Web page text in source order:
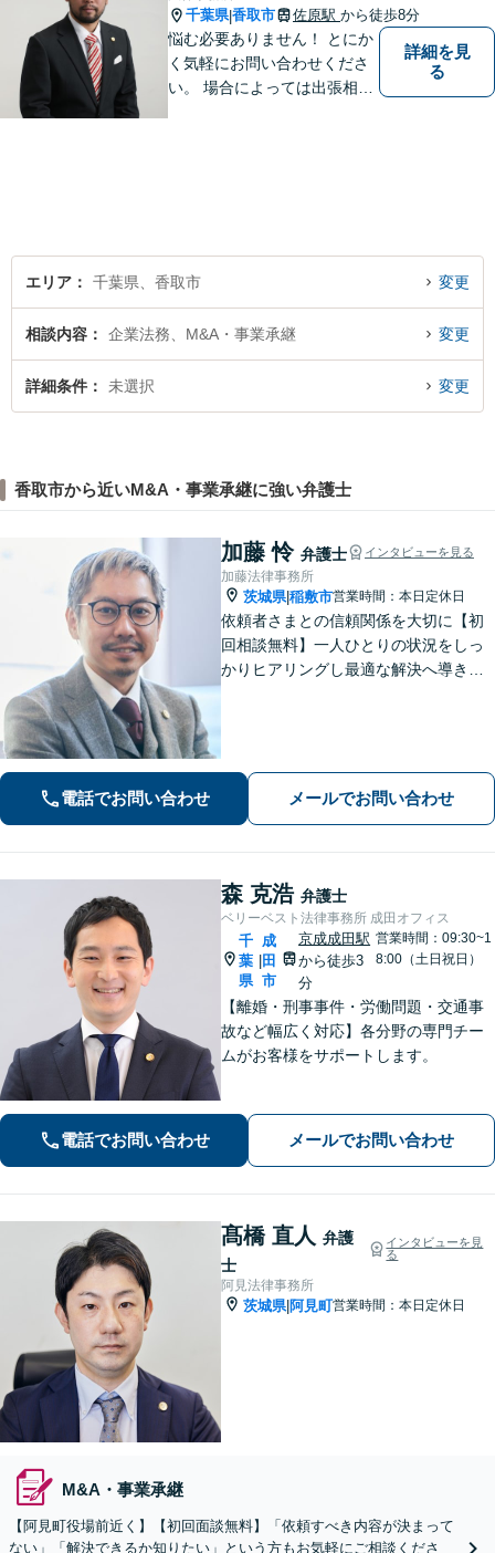
千葉県|香取市 佐原駅 から徒歩8分
悩む必要ありません！ とにか
く気軽にお問い合わせくださ
い。 場合によっては出張相談
詳細を見
る
エリア 千葉県、香取市 変更
相談内容 企業法務、M&A・事業承継 変更
詳細条件 未選択 変更
香取市から近いM&A・事業承継に強い弁護士
加藤 怜 弁護士 インタビューを見る
加藤法律事務所
茨城県|稲敷市営業時間：本日定休日
依頼者さまとの信頼関係を大切に【初
回相談無料】一人ひとりの状況をしっ
かりヒアリングし最適な解決へ導きま
電話でお問い合わせ メールでお問い合わせ
森 克浩 弁護士
ベリーベスト法律事務所 成田オフィス
千
葉
県
成
田
市
京成成田駅
から徒歩3
分
営業時間：09:30~1
8:00（土日祝日）
【離婚・刑事事件・労働問題・交通事
故など幅広く対応】各分野の専門チー
ムがお客様をサポートします。
電話でお問い合わせ メールでお問い合わせ
髙橋 直人 弁護
士
インタビューを見
る
阿見法律事務所
茨城県|阿見町営業時間：本日定休日
M&A・事業承継
【阿見町役場前近く】【初回面談無料】「依頼すべき内容が決まって
ない」「解決できるか知りたい」という方もお気軽にご相談くださ